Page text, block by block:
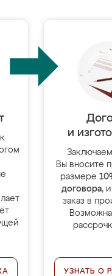
и
Вы вносите
размере
договора,
заказ в
Возможна
УЗНАТЬ О